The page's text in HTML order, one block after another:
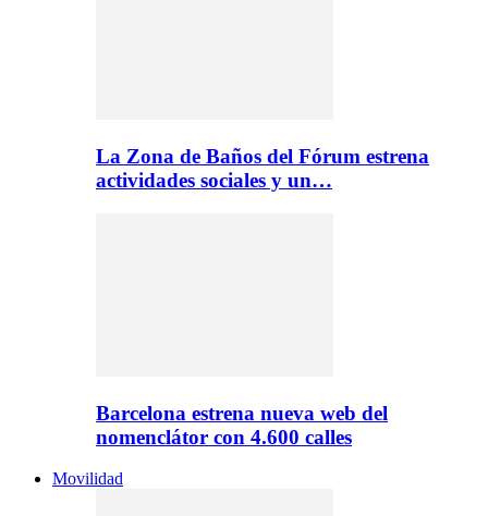
La Zona de Baños del Fórum estrena
actividades sociales y un…
Barcelona estrena nueva web del
nomenclátor con 4.600 calles
Movilidad